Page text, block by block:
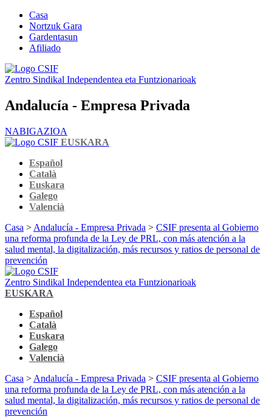
Casa
Nortzuk Gara
Gardentasun
Afiliado
Zentro Sindikal Independentea eta Funtzionarioak
Andalucía - Empresa Privada
NABIGAZIOA
EUSKARA
Español
Català
Euskara
Galego
Valencià
Casa > Andalucía - Empresa Privada > CSIF presenta al Gobierno
una reforma profunda de la Ley de PRL, con más atención a la
salud mental, la digitalización, más recursos y ratios de personal de
prevención
Zentro Sindikal Independentea eta Funtzionarioak
EUSKARA
Español
Català
Euskara
Galego
Valencià
Casa > Andalucía - Empresa Privada > CSIF presenta al Gobierno
una reforma profunda de la Ley de PRL, con más atención a la
salud mental, la digitalización, más recursos y ratios de personal de
prevención